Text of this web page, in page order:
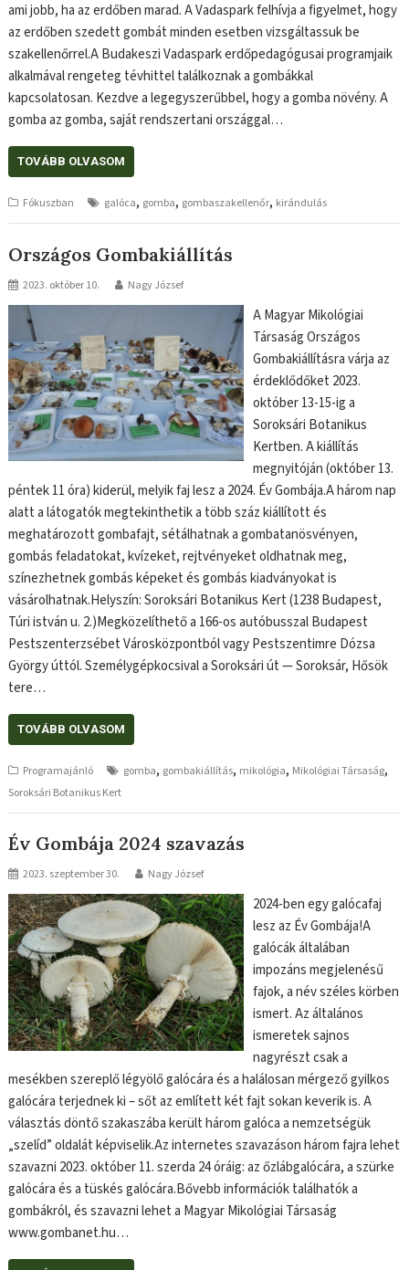
ami jobb, ha az erdőben marad. A Vadaspark felhívja a figyelmet, hogy
az erdőben szedett gombát minden esetben vizsgáltassuk be
szakellenőrrel.A Budakeszi Vadaspark erdőpedagógusai programjaik
alkalmával rengeteg tévhittel találkoznak a gombákkal
kapcsolatosan. Kezdve a legegyszerűbbel, hogy a gomba növény. A
gomba az gomba, saját rendszertani országgal…
TOVÁBB OLVASOM
Fókuszban galóca, gomba, gombaszakellenőr, kirándulás
Országos Gombakiállítás
2023. október 10. Nagy József
A Magyar Mikológiai
Társaság Országos
Gombakiállításra várja az
érdeklődőket 2023.
október 13-15-ig a
Soroksári Botanikus
Kertben. A kiállítás
megnyitóján (október 13.
péntek 11 óra) kiderül, melyik faj lesz a 2024. Év Gombája.A három nap
alatt a látogatók megtekinthetik a több száz kiállított és
meghatározott gombafajt, sétálhatnak a gombatanösvényen,
gombás feladatokat, kvízeket, rejtvényeket oldhatnak meg,
színezhetnek gombás képeket és gombás kiadványokat is
vásárolhatnak.Helyszín: Soroksári Botanikus Kert (1238 Budapest,
Túri istván u. 2.)Megközelíthető a 166-os autóbusszal Budapest
Pestszenterzsébet Városközpontból vagy Pestszentimre Dózsa
György úttól. Személygépkocsival a Soroksári út — Soroksár, Hősök
tere…
TOVÁBB OLVASOM
Programajánló gomba, gombakiállítás, mikológia, Mikológiai Társaság,
Soroksári Botanikus Kert
Év Gombája 2024 szavazás
2023. szeptember 30. Nagy József
2024-ben egy galócafaj
lesz az Év Gombája!A
galócák általában
impozáns megjelenésű
fajok, a név széles körben
ismert. Az általános
ismeretek sajnos
nagyrészt csak a
mesékben szereplő légyölő galócára és a halálosan mérgező gyilkos
galócára terjednek ki – sőt az említett két fajt sokan keverik is. A
választás döntő szakaszába került három galóca a nemzetségük
„szelíd” oldalát képviselik.Az internetes szavazáson három fajra lehet
szavazni 2023. október 11. szerda 24 óráig: az őzlábgalócára, a szürke
galócára és a tüskés galócára.Bővebb információk találhatók a
gombákról, és szavazni lehet a Magyar Mikológiai Társaság
www.gombanet.hu…